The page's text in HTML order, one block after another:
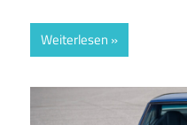
Weiterlesen